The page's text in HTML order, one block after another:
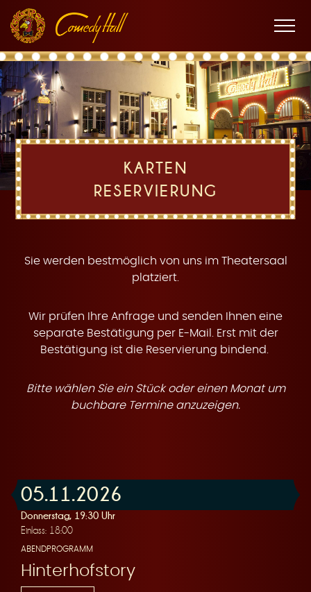
Hauptnavigation
Inhalt
Fußnavigation
K
a
r
n
Menü
KARTEN
RESERVIERUNG
Sie werden bestmöglich von uns im Theatersaal
platziert.
Wir prüfen Ihre Anfrage und senden Ihnen eine
separate Bestätigung per E-Mail. Erst mit der
Bestätigung ist die Reservierung bindend.
Bitte wählen Sie ein Stück oder einen Monat um
buchbare Termine anzuzeigen.
05.11.2026
Donnerstag, 19:30 Uhr
Einlass: 18:00
ABENDPROGRAMM
Hinterhofstory